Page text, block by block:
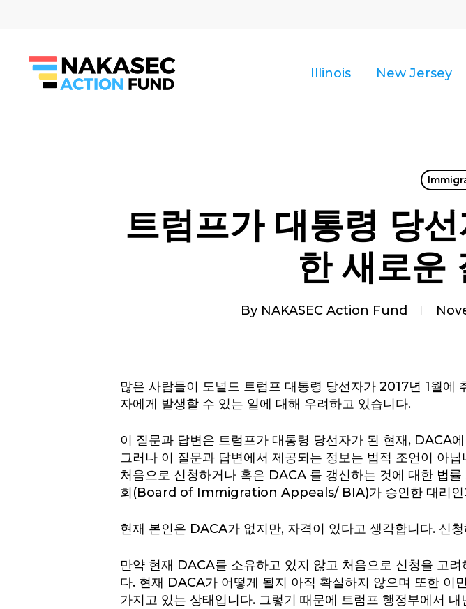
content
Hit enter to search or ESC to close
Illinois New Jersey
트럼프가 대통령 당
한 새로운
By NAKASEC Action Fund
많은 사람들이 도널드 트럼프 대통령 당선자가 2017년 1월
자에게 발생할 수 있는 일에 대해 우려하고 있습니다.
이 질문과 답변은 트럼프가 대통령 당선자가 된 현재, DACA
그러나 이 질문과 답변에서 제공되는 정보는 법적 조언이 아
처음으로 신청하거나 혹은 DACA 를 갱신하는 것에 대한 법
회(Board of Immigration Appeals/ BIA)가 승인한 대리인
현재 본인은 DACA가 없지만, 자격이 있다고 생각합니다. 신
만약 현재 DACA를 소유하고 있지 않고 처음으로 신청을 고
다. 현재 DACA가 어떻게 될지 아직 확실하지 않으며 또한 이
가지고 있는 상태입니다. 그렇기 때문에 트럼프 행정부에서